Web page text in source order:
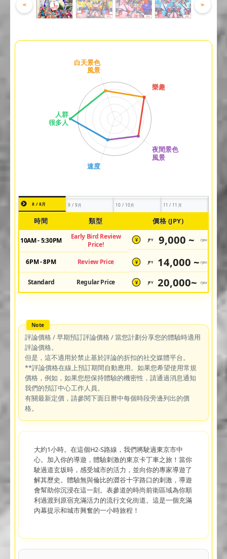
< >
8 / 8月 9 / 9月 10 / 10月 11 / 11月
時間 類型 價格 (JPY)
10AM - 5:30PM
Early Bird Review
Price!
¥ JPY 9,000 ~ /pax
6PM - 8PM Review Price ¥ JPY 14,000 ~ /pax
Standard Regular Price ¥ JPY 20,000~ /pax
評論價格 / 早期預訂評論價格 / 當您計劃分享您的體驗時適用
評論價格。
但是，這不適用於禁止基於評論的折扣的社交媒體平台。
**評論價格在線上預訂期間自動應用。如果您希望使用常規
價格，例如，如果您想保持體驗的機密性，請通過消息通知
我們的預訂中心工作人員。
有關最新定價，請參閱下面日曆中每個時段旁邊列出的價
格。
大約1小時。在這個H2-S路線，我們將駛過東京市中
心。加入你的導遊，體驗刺激的東京卡丁車之旅！當你
駛過道玄坂時，感受城市的活力，並向你的專家導遊了
解其歷史。體驗無與倫比的澀谷十字路口的刺激，導遊
會幫助你沉浸在這一刻。表參道的時尚前衛區域為你順
利過渡到原宿充滿活力的流行文化街道。這是一個充滿
內幕提示和城市興奮的一小時旅程！